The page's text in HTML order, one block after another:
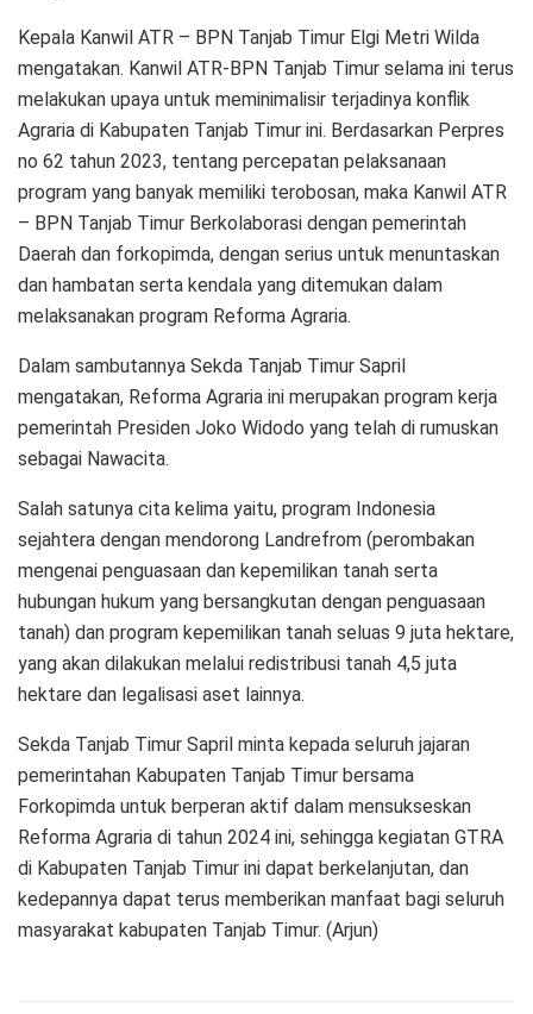
Kepala Kanwil ATR – BPN Tanjab Timur Elgi Metri Wilda
mengatakan. Kanwil ATR-BPN Tanjab Timur selama ini terus
melakukan upaya untuk meminimalisir terjadinya konflik
Agraria di Kabupaten Tanjab Timur ini. Berdasarkan Perpres
no 62 tahun 2023, tentang percepatan pelaksanaan
program yang banyak memiliki terobosan, maka Kanwil ATR
– BPN Tanjab Timur Berkolaborasi dengan pemerintah
Daerah dan forkopimda, dengan serius untuk menuntaskan
dan hambatan serta kendala yang ditemukan dalam
melaksanakan program Reforma Agraria.
Dalam sambutannya Sekda Tanjab Timur Sapril
mengatakan, Reforma Agraria ini merupakan program kerja
pemerintah Presiden Joko Widodo yang telah di rumuskan
sebagai Nawacita.
Salah satunya cita kelima yaitu, program Indonesia
sejahtera dengan mendorong Landrefrom (perombakan
mengenai penguasaan dan kepemilikan tanah serta
hubungan hukum yang bersangkutan dengan penguasaan
tanah) dan program kepemilikan tanah seluas 9 juta hektare,
yang akan dilakukan melalui redistribusi tanah 4,5 juta
hektare dan legalisasi aset lainnya.
Sekda Tanjab Timur Sapril minta kepada seluruh jajaran
pemerintahan Kabupaten Tanjab Timur bersama
Forkopimda untuk berperan aktif dalam mensukseskan
Reforma Agraria di tahun 2024 ini, sehingga kegiatan GTRA
di Kabupaten Tanjab Timur ini dapat berkelanjutan, dan
kedepannya dapat terus memberikan manfaat bagi seluruh
masyarakat kabupaten Tanjab Timur. (Arjun)